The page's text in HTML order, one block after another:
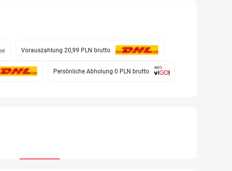
Vorauszahlung 20,99 PLN brutto
Persönliche Abholung 0 PLN brutto